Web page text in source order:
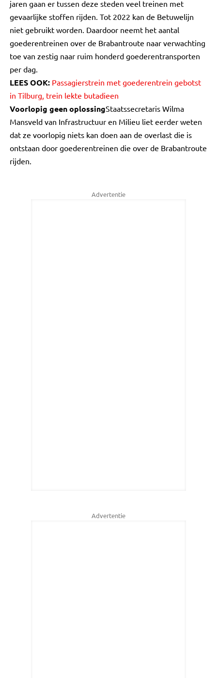
jaren gaan er tussen deze steden veel treinen met
gevaarlijke stoffen rijden. Tot 2022 kan de Betuwelijn
niet gebruikt worden. Daardoor neemt het aantal
goederentreinen over de Brabantroute naar verwachting
toe van zestig naar ruim honderd goederentransporten
per dag.
LEES OOK: Passagierstrein met goederentrein gebotst
in Tilburg, trein lekte butadieen
Voorlopig geen oplossingStaatssecretaris Wilma
Mansveld van Infrastructuur en Milieu liet eerder weten
dat ze voorlopig niets kan doen aan de overlast die is
ontstaan door goederentreinen die over de Brabantroute
rijden.
Advertentie
Advertentie